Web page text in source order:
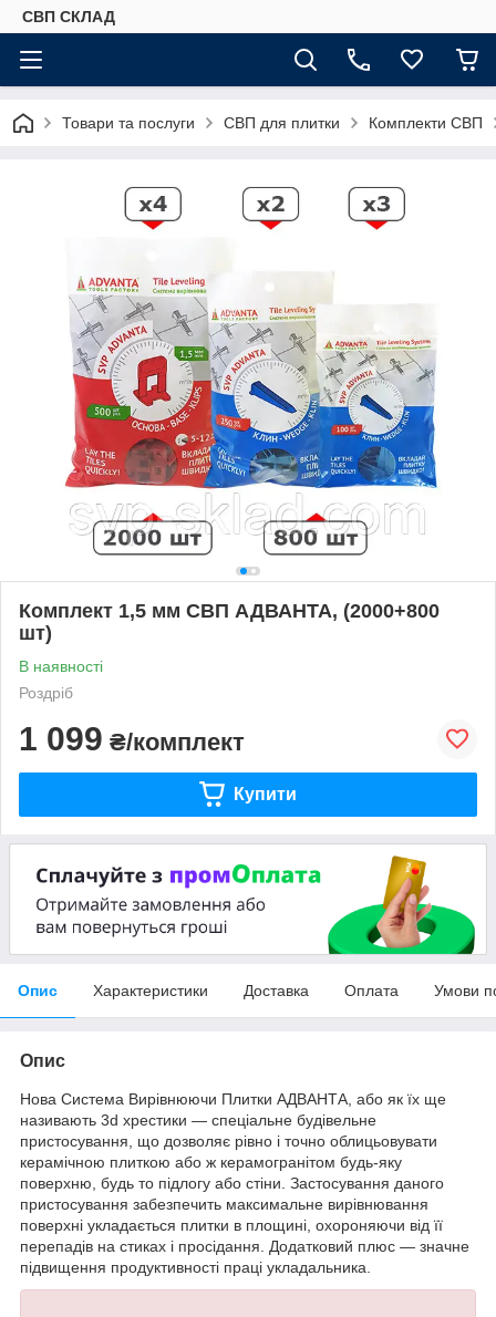
СВП СКЛАД
Товари та послуги СВП для плитки Комплекти СВП
Комплект 1,5 мм СВП АДВАНТА, (2000+800
шт)
В наявності
Роздріб
1 099 ₴/комплект
Купити
Опис Характеристики Доставка Оплата Умови
Опис
Нова Система Вирівнюючи Плитки АДВАНТА, або як їх ще
називають 3d хрестики — спеціальне будівельне
пристосування, що дозволяє рівно і точно облицьовувати
керамічною плиткою або ж керамогранітом будь-яку
поверхню, будь то підлогу або стіни. Застосування даного
пристосування забезпечить максимальне вирівнювання
поверхні укладається плитки в площині, охороняючи від її
перепадів на стиках і просідання. Додатковий плюс — значне
підвищення продуктивності праці укладальника.